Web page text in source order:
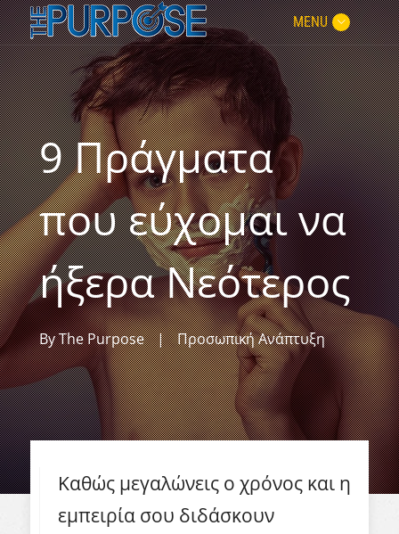
MENU
9 Πράγματα
που εύχομαι να
ήξερα Νεότερος
ByThe Purpose | Προσωπική Ανάπτυξη
Καθώς μεγαλώνεις ο χρόνος και η
εμπειρία σου διδάσκουν